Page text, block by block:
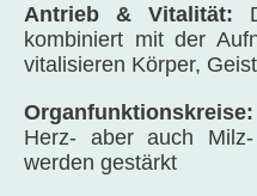
Antrieb & Vitalität:
kombiniert mit der
vitalisieren Körper,
Organfunktionskreise:
Herz- aber auch
werden gestärkt